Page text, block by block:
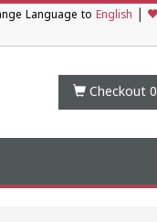
Language to English
Checkout 0